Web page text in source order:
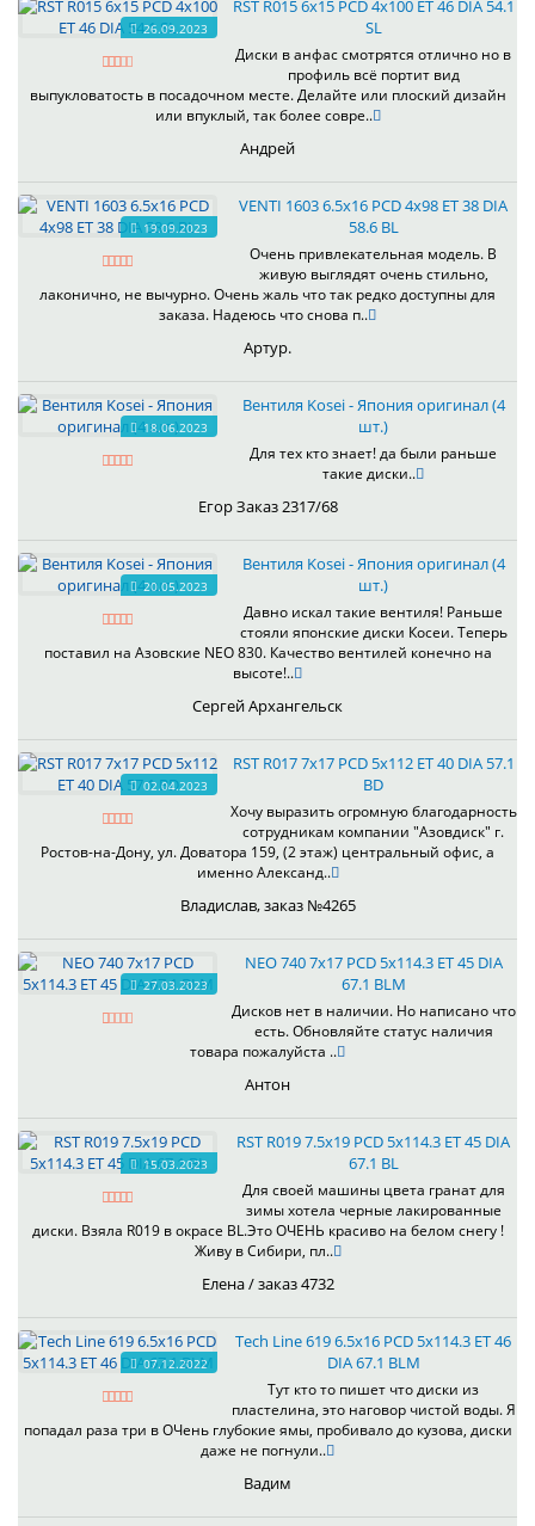
26.09.2023
RST R015 6x15 PCD 4x100 ET 46 DIA 54.1
SL
Диски в анфас смотрятся отлично но в
профиль всё портит вид
выпукловатость в посадочном месте. Делайте или плоский дизайн
или впуклый, так более совре..
Андрей
19.09.2023
VENTI 1603 6.5x16 PCD 4x98 ET 38 DIA
58.6 BL
Очень привлекательная модель. В
живую выглядят очень стильно,
лаконично, не вычурно. Очень жаль что так редко доступны для
заказа. Надеюсь что снова п..
Артур.
18.06.2023
Вентиля Kosei - Япония оригинал (4
шт.)
Для тех кто знает! да были раньше
такие диски..
Егор Заказ 2317/68
20.05.2023
Вентиля Kosei - Япония оригинал (4
шт.)
Давно искал такие вентиля! Раньше
стояли японские диски Косеи. Теперь
поставил на Азовские NEO 830. Качество вентилей конечно на
высоте!..
Сергей Архангельск
02.04.2023
RST R017 7x17 PCD 5x112 ET 40 DIA 57.1
BD
Хочу выразить огромную благодарность
сотрудникам компании "Азовдиск" г.
Ростов-на-Дону, ул. Доватора 159, (2 этаж) центральный офис, а
именно Александ..
Владислав, заказ №4265
27.03.2023
NEO 740 7x17 PCD 5x114.3 ET 45 DIA
67.1 BLM
Дисков нет в наличии. Но написано что
есть. Обновляйте статус наличия
товара пожалуйста ..
Антон
15.03.2023
RST R019 7.5x19 PCD 5x114.3 ET 45 DIA
67.1 BL
Для своей машины цвета гранат для
зимы хотела черные лакированные
диски. Взяла R019 в окрасе BL.Это ОЧЕНЬ красиво на белом снегу !
Живу в Сибири, пл..
Елена / заказ 4732
07.12.2022
Tech Line 619 6.5x16 PCD 5x114.3 ET 46
DIA 67.1 BLM
Тут кто то пишет что диски из
пластелина, это наговор чистой воды. Я
попадал раза три в ОЧень глубокие ямы, пробивало до кузова, диски
даже не погнули..
Вадим